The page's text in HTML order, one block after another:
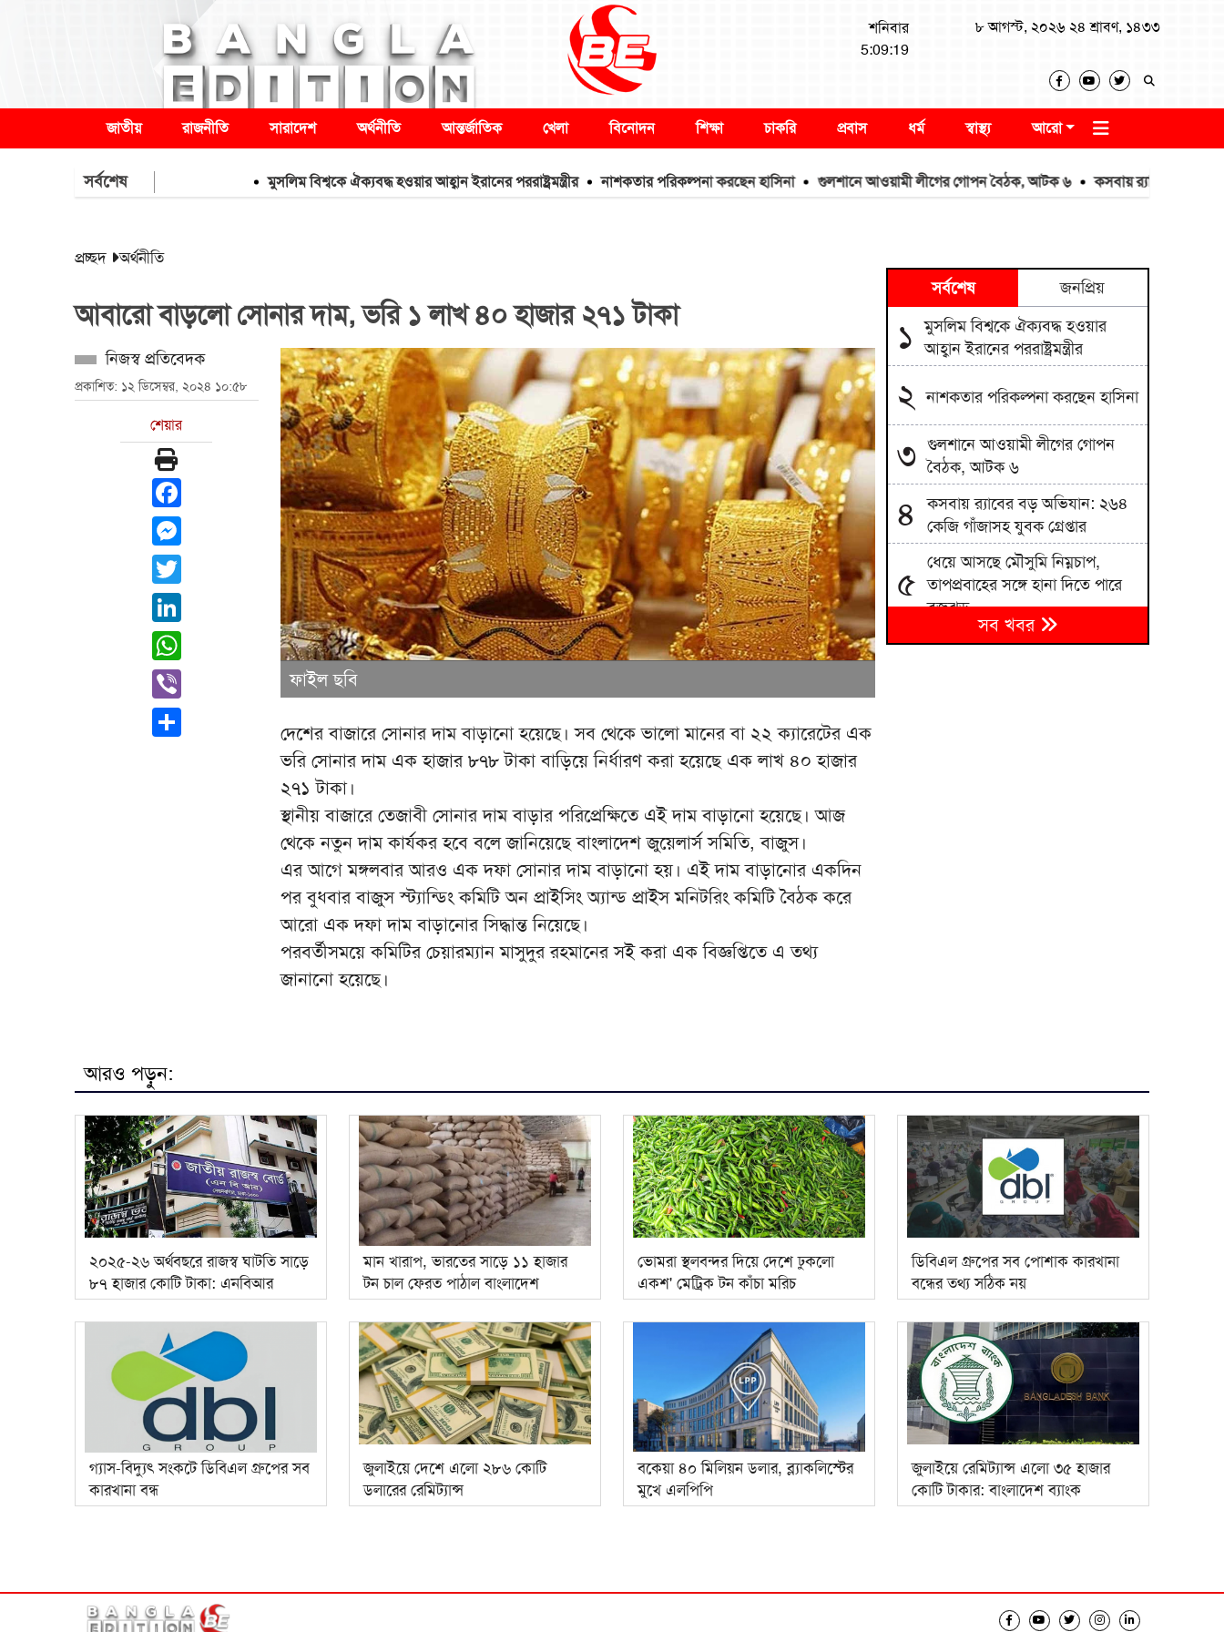
শনিবার
5:09:19
৮ আগস্ট, ২০২৬ ২৪ শ্রাবণ, ১৪৩৩
জাতীয় রাজনীতি সারাদেশ অর্থনীতি আন্তর্জাতিক খেলা বিনোদন শিক্ষা চাকরি প্রবাস ধর্ম স্বাস্থ্য আরো
সর্বশেষ মুসলিম বিশ্বকে ঐক্যবদ্ধ হওয়ার আহ্বান ইরানের পররাষ্ট্রমন্ত্রীর নাশকতার পরিকল্পনা করছেন হাসিনা গুলশানে আওয়ামী লীগের গোপন বৈঠক, আটক ৬ কসবায় র‍্যাবের বড় অভিযান:
প্রচ্ছদ অর্থনীতি
আবারো বাড়লো সোনার দাম, ভরি ১ লাখ ৪০ হাজার ২৭১ টাকা
নিজস্ব প্রতিবেদক
প্রকাশিত: ১২ ডিসেম্বর, ২০২৪ ১০:৫৮
শেয়ার
Facebook
Messenger
Twitter
LinkedIn
WhatsApp
Viber
Share
ফাইল ছবি
দেশের বাজারে সোনার দাম বাড়ানো হয়েছে। সব থেকে ভালো মানের বা ২২ ক্যারেটের এক
ভরি সোনার দাম এক হাজার ৮৭৮ টাকা বাড়িয়ে নির্ধারণ করা হয়েছে এক লাখ ৪০ হাজার
২৭১ টাকা।
স্থানীয় বাজারে তেজাবী সোনার দাম বাড়ার পরিপ্রেক্ষিতে এই দাম বাড়ানো হয়েছে। আজ
থেকে নতুন দাম কার্যকর হবে বলে জানিয়েছে বাংলাদেশ জুয়েলার্স সমিতি, বাজুস।
এর আগে মঙ্গলবার আরও এক দফা সোনার দাম বাড়ানো হয়। এই দাম বাড়ানোর একদিন
পর বুধবার বাজুস স্ট্যান্ডিং কমিটি অন প্রাইসিং অ্যান্ড প্রাইস মনিটরিং কমিটি বৈঠক করে
আরো এক দফা দাম বাড়ানোর সিদ্ধান্ত নিয়েছে।
পরবর্তীসময়ে কমিটির চেয়ারম্যান মাসুদুর রহমানের সই করা এক বিজ্ঞপ্তিতে এ তথ্য
জানানো হয়েছে।
সর্বশেষ জনপ্রিয়
১ মুসলিম বিশ্বকে ঐক্যবদ্ধ হওয়ার
আহ্বান ইরানের পররাষ্ট্রমন্ত্রীর
২ নাশকতার পরিকল্পনা করছেন হাসিনা
৩ গুলশানে আওয়ামী লীগের গোপন
বৈঠক, আটক ৬
৪
কসবায় র‍্যাবের বড় অভিযান: ২৬৪
কেজি গাঁজাসহ যুবক গ্রেপ্তার
৫
ধেয়ে আসছে মৌসুমি নিম্নচাপ,
তাপপ্রবাহের সঙ্গে হানা দিতে পারে
বজ্রঝড়
৬ শাহজালাল বিমানবন্দরের বলাকা
সব খবর
আরও পড়ুন:
২০২৫-২৬ অর্থবছরে রাজস্ব ঘাটতি সাড়ে
৮৭ হাজার কোটি টাকা: এনবিআর
মান খারাপ, ভারতের সাড়ে ১১ হাজার
টন চাল ফেরত পাঠাল বাংলাদেশ
ভোমরা স্থলবন্দর দিয়ে দেশে ঢুকলো
একশ' মেট্রিক টন কাঁচা মরিচ
ডিবিএল গ্রুপের সব পোশাক কারখানা
বন্ধের তথ্য সঠিক নয়
গ্যাস-বিদ্যুৎ সংকটে ডিবিএল গ্রুপের সব
কারখানা বন্ধ
জুলাইয়ে দেশে এলো ২৮৬ কোটি
ডলারের রেমিট্যান্স
বকেয়া ৪০ মিলিয়ন ডলার, ব্ল্যাকলিস্টের
মুখে এলপিপি
জুলাইয়ে রেমিট্যান্স এলো ৩৫ হাজার
কোটি টাকার: বাংলাদেশ ব্যাংক